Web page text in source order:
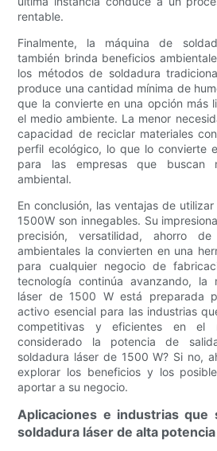
rentable.
Finalmente, la máquina de
también brinda beneficios
los métodos de soldadura
produce una cantidad mínima de
que la convierte en una opción más
el medio ambiente. La menor
capacidad de reciclar materiales
perfil ecológico, lo que lo convierte
para las empresas que buscan
ambiental.
En conclusión, las ventajas de
1500W son innegables. Su
precisión, versatilidad, ahorro
ambientales la convierten en una
para cualquier negocio de
tecnología continúa avanzando, la
láser de 1500 W está preparada
activo esencial para las industrias
competitivas y eficientes en el
considerado la potencia de
soldadura láser de 1500 W? Si no,
explorar los beneficios y los
aportar a su negocio.
Aplicaciones e industrias que
soldadura láser de alta potencia